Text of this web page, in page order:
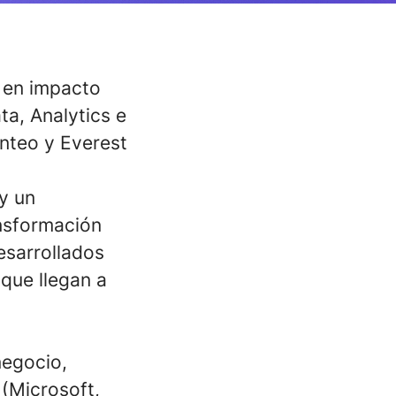
impacto
Analytics e
y Everest
un
llegan a